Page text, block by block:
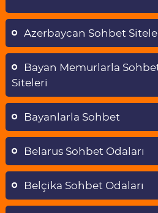
Azerbaycan Sohbet
Bayan Memurlarla
Siteleri
Bayanlarla Sohbet
Belarus Sohbet Odaları
Belçika Sohbet Odaları